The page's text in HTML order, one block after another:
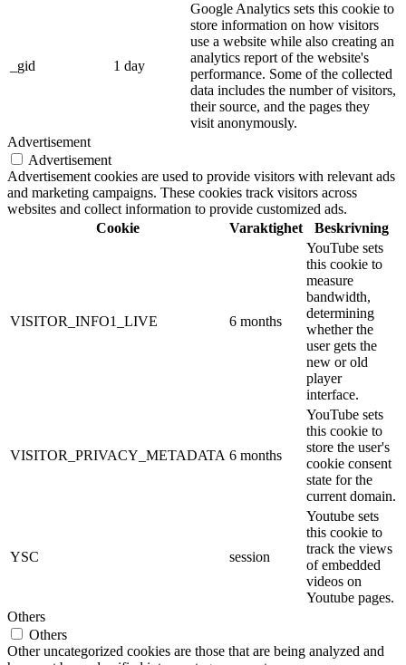
_gid 1 day
Google Analytics sets this cookie to
store information on how visitors
use a website while also creating an
analytics report of the website's
performance. Some of the collected
data includes the number of visitors,
their source, and the pages they
visit anonymously.
Advertisement
Advertisement
Advertisement cookies are used to provide visitors with relevant ads
and marketing campaigns. These cookies track visitors across
websites and collect information to provide customized ads.
Cookie
Varaktighet Beskrivning
VISITOR_INFO1_LIVE 6 months
YouTube sets
this cookie to
measure
bandwidth,
determining
whether the
user gets the
new or old
player
interface.
VISITOR_PRIVACY_METADATA 6 months
YouTube sets
this cookie to
store the user's
cookie consent
state for the
current domain.
YSC session
Youtube sets
this cookie to
track the views
of embedded
videos on
Youtube pages.
Others
Others
Other uncategorized cookies are those that are being analyzed and